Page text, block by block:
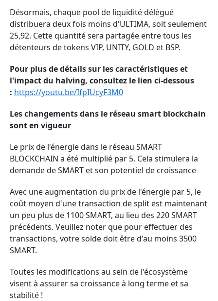
Désormais, chaque pool de liquidité délégué
distribuera deux fois moins d'ULTIMA, soit seulement
25,92. Cette quantité sera partagée entre tous les
détenteurs de tokens VIP, UNITY, GOLD et BSP.
Pour plus de détails sur les caractéristiques et
l'impact du halving, consultez le lien ci-dessous
: https://youtu.be/IfpIUcyF3M0
Les changements dans le réseau smart blockchain
sont en vigueur
Le prix de l'énergie dans le réseau SMART
BLOCKCHAIN a été multiplié par 5. Cela stimulera la
demande de SMART et son potentiel de croissance
Avec une augmentation du prix de l'énergie par 5, le
coût moyen d'une transaction de split est maintenant
un peu plus de 1100 SMART, au lieu des 220 SMART
précédents. Veuillez noter que pour effectuer des
transactions, votre solde doit être d'au moins 3500
SMART.
Toutes les modifications au sein de l'écosystème
visent à assurer sa croissance à long terme et sa
stabilité !